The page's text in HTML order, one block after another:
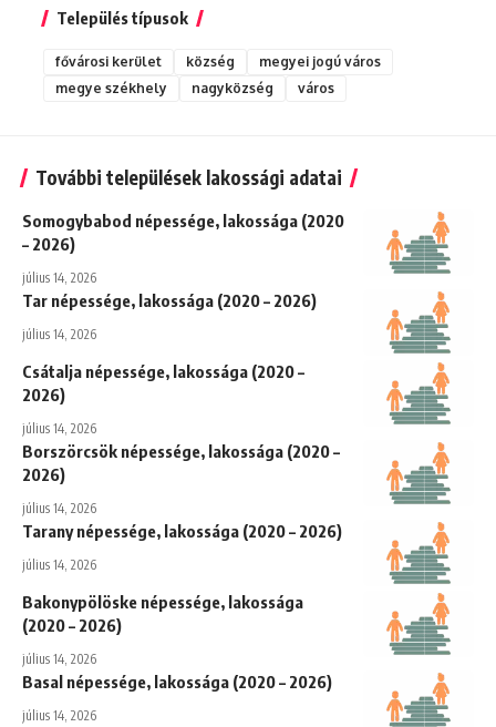
Település típusok
fővárosi kerület község
megyei jogú város
megye székhely
nagyközség város
További települések lakossági adatai
Somogybabod népessége, lakossága (2020
– 2026)
július 14, 2026
Tar népessége, lakossága (2020 – 2026)
július 14, 2026
Csátalja népessége, lakossága (2020 –
2026)
július 14, 2026
Borszörcsök népessége, lakossága (2020 –
2026)
július 14, 2026
Tarany népessége, lakossága (2020 – 2026)
július 14, 2026
Bakonypölöske népessége, lakossága
(2020 – 2026)
július 14, 2026
Basal népessége, lakossága (2020 – 2026)
július 14, 2026